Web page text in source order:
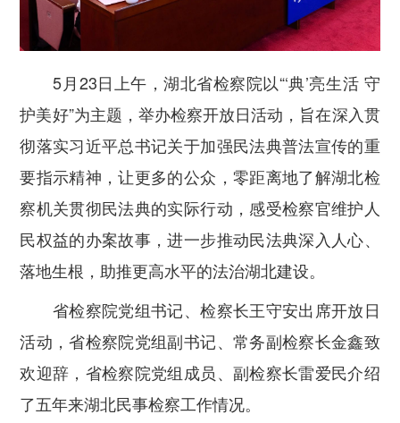
5月23日上午，湖北省检察院以“‘典’亮生活 守
护美好”为主题，举办检察开放日活动，旨在深入贯
彻落实习近平总书记关于加强民法典普法宣传的重
要指示精神，让更多的公众，零距离地了解湖北检
察机关贯彻民法典的实际行动，感受检察官维护人
民权益的办案故事，进一步推动民法典深入人心、
落地生根，助推更高水平的法治湖北建设。
省检察院党组书记、检察长王守安出席开放日
活动，省检察院党组副书记、常务副检察长金鑫致
欢迎辞，省检察院党组成员、副检察长雷爱民介绍
了五年来湖北民事检察工作情况。